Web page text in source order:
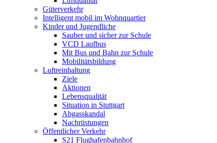
Güterverkehr
Intelligent mobil im Wohnquartier
Kinder und Jugendliche
Sauber und sicher zur Schule
VCD Laufbus
Mit Bus und Bahn zur Schule
Mobilitätsbildung
Luftreinhaltung
Ziele
Aktionen
Lebensqualität
Situation in Stuttgart
Abgasskandal
Nachrüstungen
Öffentlicher Verkehr
S21 Flughafenbahnhof